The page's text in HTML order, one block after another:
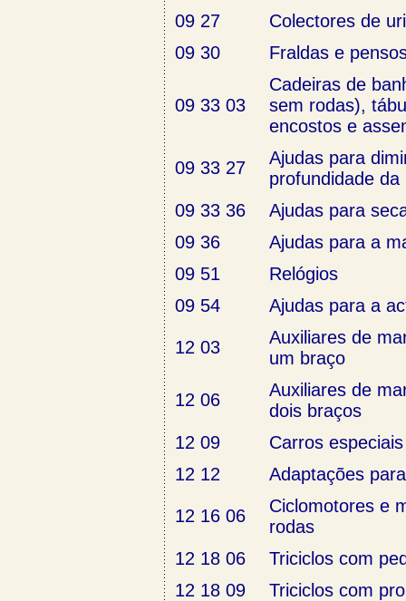
09 27
Colectores de
09 30
Fraldas e
09 33 03
Cadeiras de
sem rodas),
encostos e
09 33 27
Ajudas para
profundidade da
09 33 36
Ajudas para
09 36
Ajudas para a
09 51
Relógios
09 54
Ajudas para a
12 03
Auxiliares de
um braço
12 06
Auxiliares de
dois braços
12 09
Carros especiais
12 12
Adaptações
12 16 06
Ciclomotores e
rodas
12 18 06
Triciclos com
12 18 09
Triciclos com